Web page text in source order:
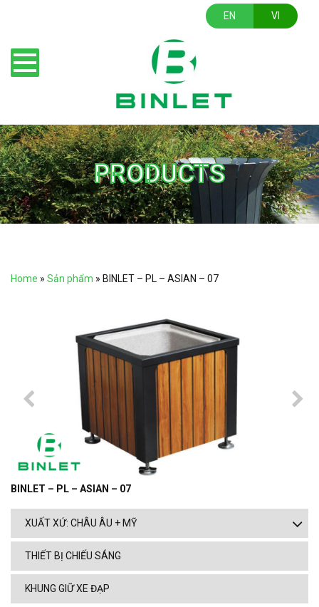
EN VI
PRODUCTS
Home » Sản phẩm » BINLET – PL – ASIAN – 07
BINLET – PL – ASIAN – 07
XUẤT XỨ: CHÂU ÂU + MỸ
THIẾT BỊ CHIẾU SÁNG
KHUNG GIỮ XE ĐẠP